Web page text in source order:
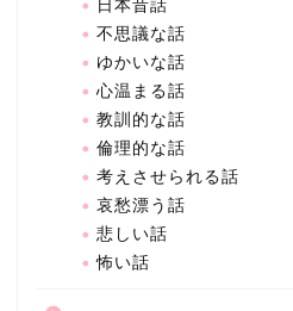
不思議な話
ゆかいな話
心温まる話
教訓的な話
倫理的な話
考えさせられる話
哀愁漂う話
悲しい話
怖い話